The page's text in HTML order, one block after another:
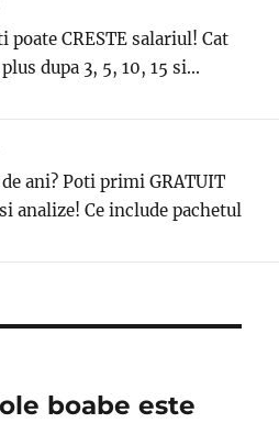
poate CRESTE salariul! Cat
dupa 3, 5, 10, 15 si...
ani? Poti primi GRATUIT
analize! Ce include pachetul
boabe este